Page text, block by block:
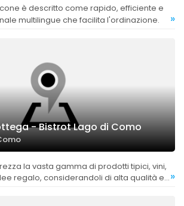
multilingue che facilita l'ordinazione.
»
- Bistrot Lago di Como
regalo, considerandoli di alta qualità e
»